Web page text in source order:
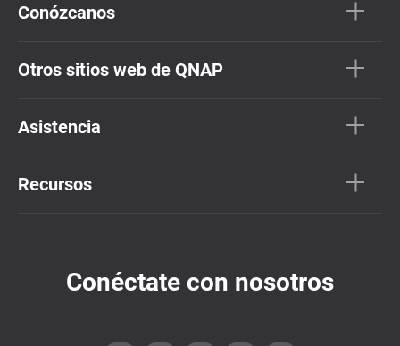
Conózcanos
Otros sitios web de QNAP
Asistencia
Recursos
Conéctate con nosotros